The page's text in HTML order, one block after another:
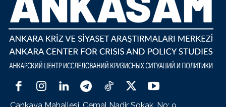
Çankaya Mahallesi, Cemal Nadir Sokak, No: 9,